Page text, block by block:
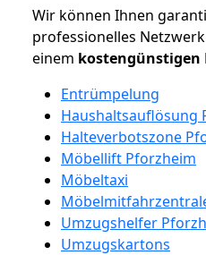
Wir können Ihnen
professionelles
einem kostengünstigen
Entrümpelung
Haushaltsauflösung
Halteverbotszone
Möbellift Pforzheim
Möbeltaxi
Umzugshelfer
Umzugskartons